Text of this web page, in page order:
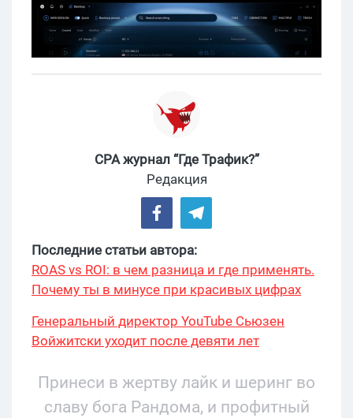
CPA журнал “Где Трафик?”
Редакция
Последние статьи автора:
ROAS vs ROI: в чем разница и где применять.
Почему ты в минусе при красивых цифрах
Генеральный директор YouTube Сьюзен
Войжитски уходит после девяти лет
Принеси в жертву лайк и шеринг во
славу бога Рандома, и профитный